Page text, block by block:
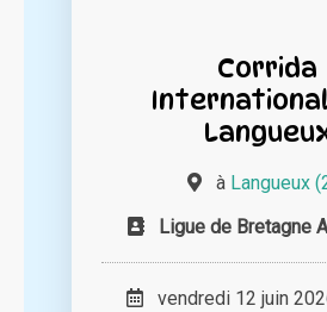
Corrida
à Langueux
Ligue de Bretagne
vendredi 12 juin